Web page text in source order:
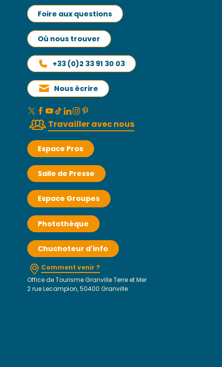
Foire aux questions
Où nous trouver
+33 (0)2 33 91 30 03
Nous écrire
Travailler avec nous
Espace Pros
Salle de Presse
Espace Groupes
Photothèque
Chuchoteur d'info
Comment venir ?
Office de Tourisme Granville Terre et Mer
2 rue Lecampion, 50400 Granville